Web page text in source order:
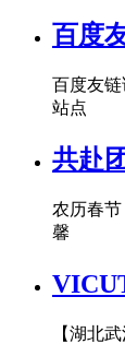
百度
百度友
站点
共赴
农历春
馨
【湖北